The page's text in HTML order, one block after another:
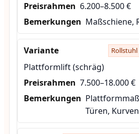
6.200–8.500 €
Maßschiene,
Rollstuhl
Plattformlift (schräg)
7.500–18.000 €
Türen, Kurven